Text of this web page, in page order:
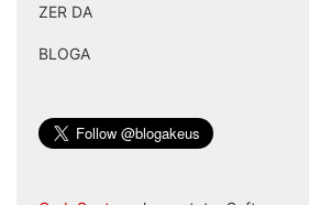
ZER DA
BLOGA